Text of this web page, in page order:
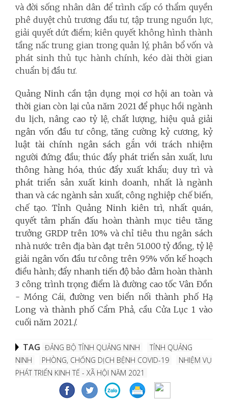
và đời sống nhân dân để trình cấp có thẩm quyền
phê duyệt chủ trương đầu tư, tập trung nguồn lực,
giải quyết dứt điểm; kiên quyết không hình thành
tầng nấc trung gian trong quản lý, phân bổ vốn và
phát sinh thủ tục hành chính, kéo dài thời gian
chuẩn bị đầu tư.
Quảng Ninh cần tận dụng mọi cơ hội an toàn và
thời gian còn lại của năm 2021 để phục hồi ngành
du lịch, nâng cao tỷ lệ, chất lượng, hiệu quả giải
ngân vốn đầu tư công, tăng cường kỷ cương, kỷ
luật tài chính ngân sách gắn với trách nhiệm
người đứng đầu; thúc đẩy phát triển sản xuất, lưu
thông hàng hóa, thúc đẩy xuất khẩu; duy trì và
phát triển sản xuất kinh doanh, nhất là ngành
than và các ngành sản xuất, công nghiệp chế biến,
chế tạo. Tỉnh Quảng Ninh kiên trì, nhất quán,
quyết tâm phấn đấu hoàn thành mục tiêu tăng
trưởng GRDP trên 10% và chỉ tiêu thu ngân sách
nhà nước trên địa bàn đạt trên 51.000 tỷ đồng, tỷ lệ
giải ngân vốn đầu tư công trên 95% vốn kế hoạch
điều hành; đẩy nhanh tiến độ bảo đảm hoàn thành
3 công trình trọng điểm là đường cao tốc Vân Đồn
- Móng Cái, đường ven biển nối thành phố Hạ
Long và thành phố Cẩm Phả, cầu Cửa Lục 1 vào
cuối năm 2021./.
TAG ĐẢNG BỘ TỈNH QUẢNG NINH
TỈNH QUẢNG
NINH
PHÒNG, CHỐNG DỊCH BỆNH COVID-19
NHIỆM VỤ
PHÁT TRIỂN KINH TẾ - XÃ HỘI NĂM 2021